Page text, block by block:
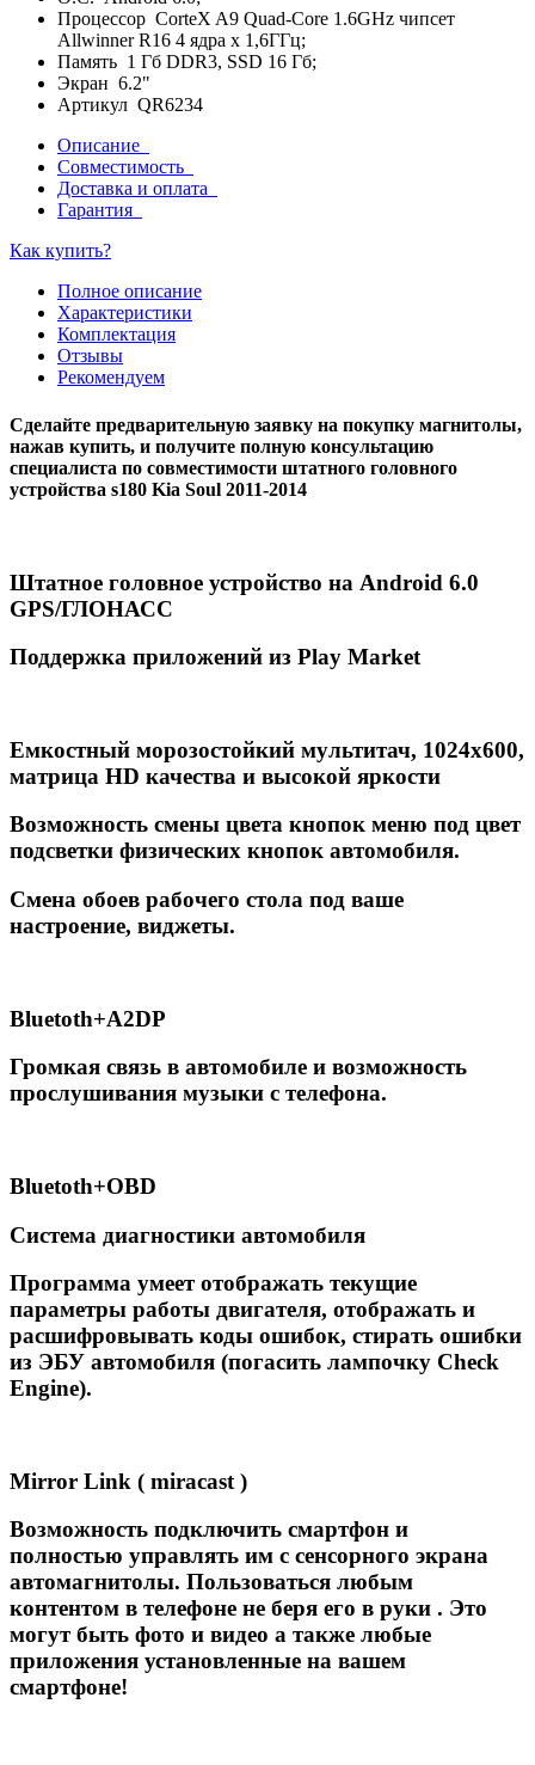
Процессор CorteX A9 Quad-Core 1.6GHz чипсет
Allwinner R16 4 ядра х 1,6ГГц;
Память 1 Гб DDR3, SSD 16 Гб;
Экран 6.2"
Артикул QR6234
Описание
Совместимость
Доставка и оплата
Гарантия
Как купить?
Полное описание
Характеристики
Комплектация
Отзывы
Рекомендуем
Сделайте предварительную заявку на покупку магнитолы,
нажав купить, и получите полную консультацию
специалиста по совместимости штатного головного
устройства s180 Kia Soul 2011-2014
Штатное головное устройство на Android 6.0
GPS/ГЛОНАСС
Поддержка приложений из Play Market
Емкостный морозостойкий мультитач, 1024х600,
матрица HD качества и высокой яркости
Возможность смены цвета кнопок меню под цвет
подсветки физических кнопок автомобиля.
Смена обоев рабочего стола под ваше
настроение, виджеты.
Вluetoth+A2DP
Громкая связь в автомобиле и возможность
прослушивания музыки с телефона.
Вluetoth+OBD
Система диагностики автомобиля
Программа умеет отображать текущие
параметры работы двигателя, отображать и
расшифровывать коды ошибок, стирать ошибки
из ЭБУ автомобиля (погасить лампочку Сheck
Engine).
Mirror Link ( miracast )
Возможность подключить смартфон и
полностью управлять им с сенсорного экрана
автомагнитолы. Пользоваться любым
контентом в телефоне не беря его в руки . Это
могут быть фото и видео а также любые
приложения установленные на вашем
смартфоне!